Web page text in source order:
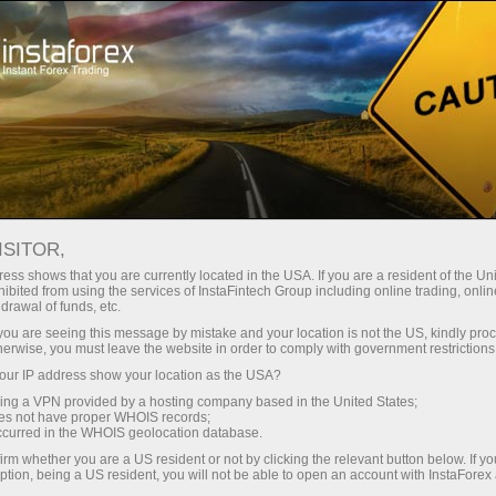
Трейдерам Форекс аналитика Фотоновости
13:02 2018-07-27
СОЦИАЛЬНЫЕ СЕТИ: ВЗГЛЯД ИЗ
БУДУЩЕГО
shows that you are currently located in the USA. If you are a resident of the
from using the services of InstaFintech Group including online trading,
of funds, etc.
are seeing this message by mistake and your location is not the US, kindly
you must leave the website in order to comply with government
IP address show your location as the USA?
a VPN provided by a hosting company based in the United States;
not have proper WHOIS records;
in the WHOIS geolocation database.
whether you are a US resident or not by clicking the relevant button below. If
being a US resident, you will not be able to open an account with InstaForex